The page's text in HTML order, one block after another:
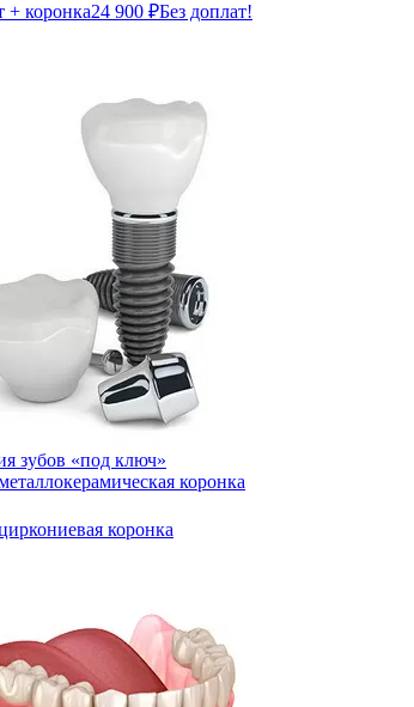
+ коронка24 900 ₽Без доплат!
зубов «под ключ»
коронка
коронка